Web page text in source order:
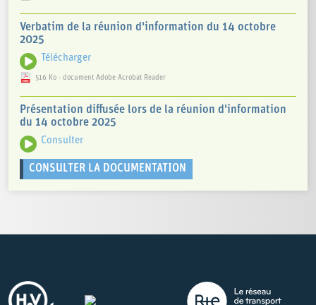
Verbatim de la réunion d'information du 14 octobre
2025
Télécharger
516 Ko - document Adobe Acrobat Reader
Présentation diffusée lors de la réunion d'information
du 14 octobre 2025
Consulter
CONSULTER LA DOCUMENTATION